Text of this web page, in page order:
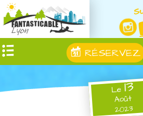
RÉSERVEZ
Le13
Août
2023